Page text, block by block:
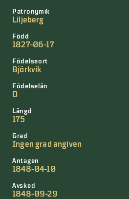
Patronymik
Liljeberg
Född
1827-06-17
Födelseort
Björkvik
Födelselän
D
Längd
175
Grad
Ingen grad angiven
Antagen
1848-04-10
Avsked
1848-09-29